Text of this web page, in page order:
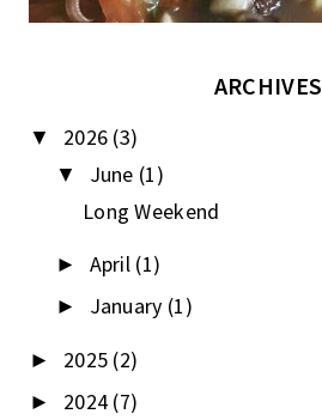
ARCHIVES
▼ 2026 (3)
▼ June (1)
Long Weekend
► April (1)
► January (1)
► 2025 (2)
► 2024 (7)